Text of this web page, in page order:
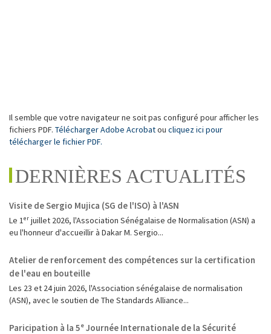
Il semble que votre navigateur ne soit pas configuré pour afficher les
fichiers PDF. Télécharger Adobe Acrobatou cliquez ici pour
télécharger le fichier PDF.
DERNIÈRES ACTUALITÉS
Visite de Sergio Mujica (SG de l'ISO) à l'ASN
Le 1ᵉʳ juillet 2026, l'Association Sénégalaise de Normalisation (ASN) a
eu l'honneur d'accueillir à Dakar M. Sergio...
Atelier de renforcement des compétences sur la certification
de l'eau en bouteille
Les 23 et 24 juin 2026, l'Association sénégalaise de normalisation
(ASN), avec le soutien de The Standards Alliance...
Paricipation à la 5ᵉ Journée Internationale de la Sécurité